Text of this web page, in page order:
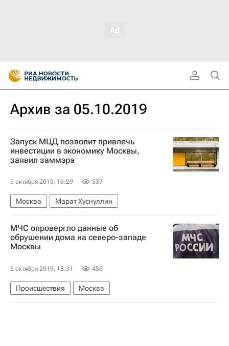
Архив за 05.10.2019
Запуск МЦД позволит привлечь
инвестиции в экономику Москвы,
заявил заммэра
5 октября 2019, 16:29 537
Москва Марат Хуснуллин
МЧС опровергло данные об
обрушении дома на северо-западе
Москвы
5 октября 2019, 13:31 456
Происшествия Москва